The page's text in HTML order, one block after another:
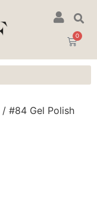
0
/ #84 Gel Polish